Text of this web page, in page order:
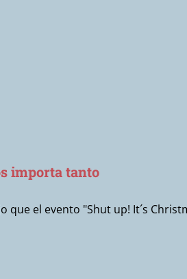
importa tanto
el evento "Shut up! It´s